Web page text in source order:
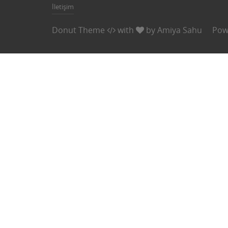
İletişim
Donut Theme with byAmiya Sahu